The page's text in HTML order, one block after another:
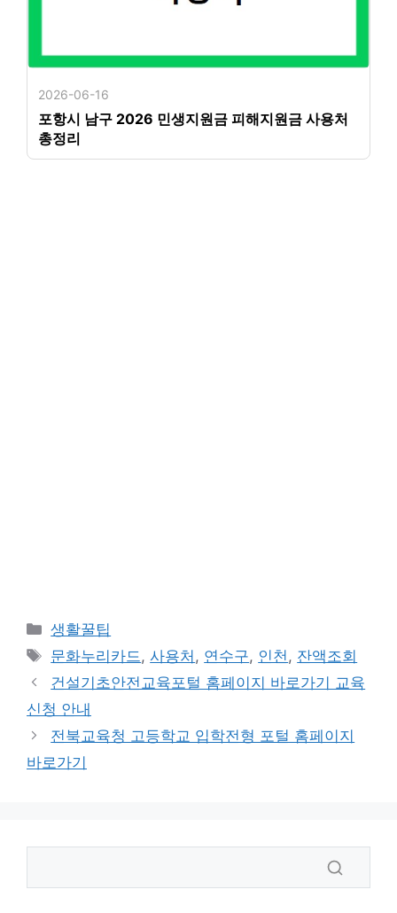
2026-06-16
포항시 남구 2026 민생지원금 피해지원금 사용처
총정리
카
테
리
생활꿀팁
태
그
문화누리카드,사용처 , 연수구, 인천, 잔액조회
건설기초안전교육포털 홈페이지 바로가기 교육
신청 안내
전북교육청 고등학교 입학전형 포털 홈페이지
바로가기